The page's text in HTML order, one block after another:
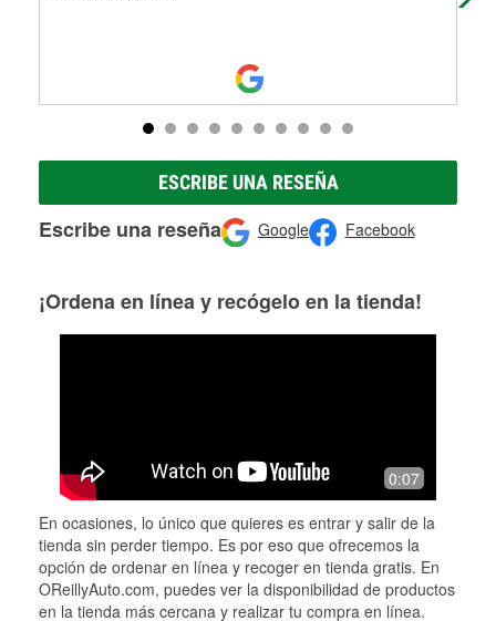
ESCRIBE UNA RESEÑA
Escribe una reseña Google Facebook
¡Ordena en línea y recógelo en la tienda!
0:07
En ocasiones, lo único que quieres es entrar y salir de la
tienda sin perder tiempo. Es por eso que ofrecemos la
opción de ordenar en línea y recoger en tienda gratis. En
OReillyAuto.com, puedes ver la disponibilidad de productos
en la tienda más cercana y realizar tu compra en línea.